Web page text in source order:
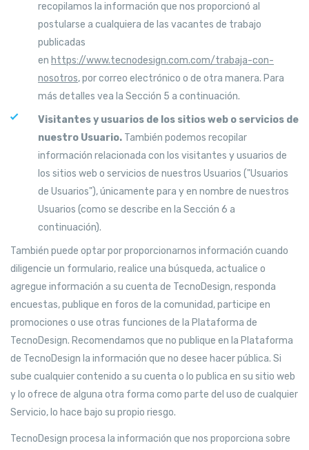
recopilamos la información que nos proporcionó al
postularse a cualquiera de las vacantes de trabajo
publicadas
en https://www.tecnodesign.com.com/trabaja-con-
nosotros, por correo electrónico o de otra manera. Para
más detalles vea la Sección 5 a continuación.
Visitantes y usuarios de los sitios web o servicios de
nuestro Usuario. También podemos recopilar
información relacionada con los visitantes y usuarios de
los sitios web o servicios de nuestros Usuarios ("Usuarios
de Usuarios"), únicamente para y en nombre de nuestros
Usuarios (como se describe en la Sección 6 a
continuación).
También puede optar por proporcionarnos información cuando
diligencie un formulario, realice una búsqueda, actualice o
agregue información a su cuenta de TecnoDesign, responda
encuestas, publique en foros de la comunidad, participe en
promociones o use otras funciones de la Plataforma de
TecnoDesign. Recomendamos que no publique en la Plataforma
de TecnoDesign la información que no desee hacer pública. Si
sube cualquier contenido a su cuenta o lo publica en su sitio web
y lo ofrece de alguna otra forma como parte del uso de cualquier
Servicio, lo hace bajo su propio riesgo.
TecnoDesign procesa la información que nos proporciona sobre